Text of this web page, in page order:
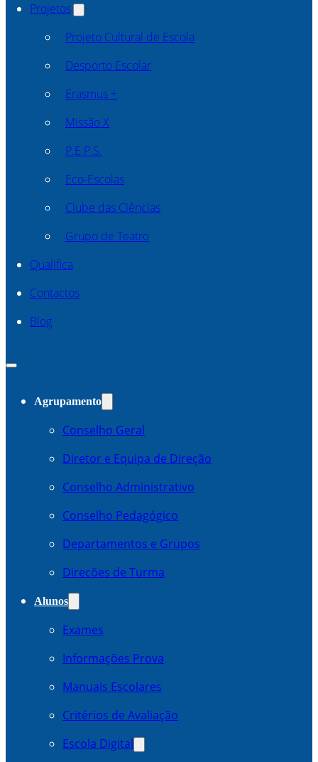
Projetos
Projeto Cultural de Escola
Desporto Escolar
Erasmus +
Missão X
P.E.P.S.
Eco-Escolas
Clube das Ciências
Grupo de Teatro
Qualifica
Contactos
Blog
Agrupamento
Conselho Geral
Diretor e Equipa de Direção
Conselho Administrativo
Conselho Pedagógico
Departamentos e Grupos
Direcões de Turma
Alunos
Exames
Informações Prova
Manuais Escolares
Critérios de Avaliação
Escola Digital